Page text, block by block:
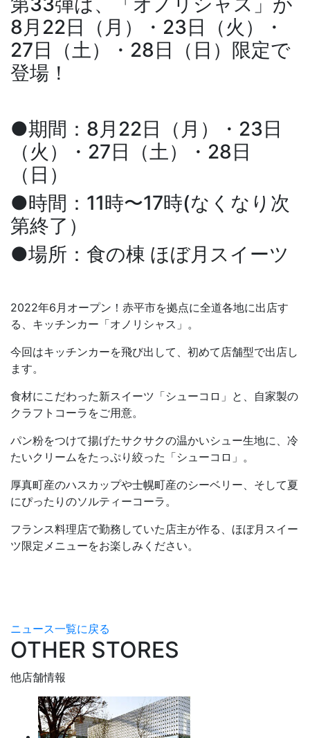
8月22日（月）・23日（火）・
27日（土）・28日（日）限定で
登場！
●期間：8月22日（月）・23日
（火）・27日（土）・28日
（日）
●時間：11時〜17時(なくなり次
第終了）
●場所：食の棟 ほぼ月スイーツ
2022年6月オープン！赤平市を拠点に全道各地に出店す
る、キッチンカー「オノリシャス」。
今回はキッチンカーを飛び出して、初めて店舗型で出店し
ます。
食材にこだわった新スイーツ「シューコロ」と、自家製の
クラフトコーラをご用意。
パン粉をつけて揚げたサクサクの温かいシュー生地に、冷
たいクリームをたっぷり絞った「シューコロ」。
厚真町産のハスカップや士幌町産のシーベリー、そして夏
にぴったりのソルティーコーラ。
フランス料理店で勤務していた店主が作る、ほぼ月スイー
ツ限定メニューをお楽しみください。
ニュース一覧に戻る
OTHER STORES
他店舗情報